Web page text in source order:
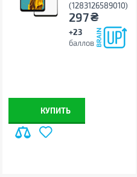
(1283126589010)
297₴
+23
баллов
КУПИТЬ